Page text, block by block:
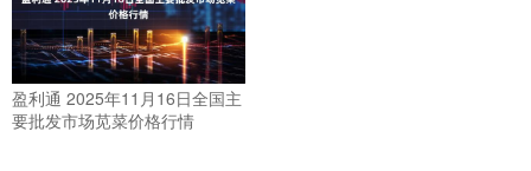
盈利通 2025年11月16日全国主
要批发市场苋菜价格行情